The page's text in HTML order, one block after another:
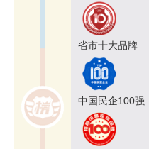
省市十大品牌
中国民企100强